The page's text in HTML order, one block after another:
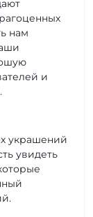
нам
и
украшений
увидеть